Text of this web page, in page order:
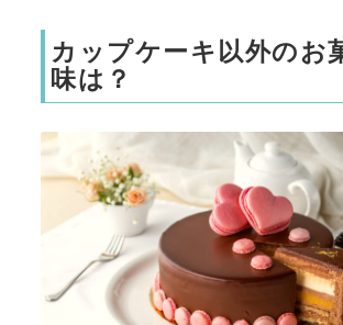
カップケーキ以外のお
味は？